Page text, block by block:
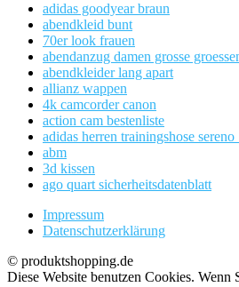
adidas goodyear braun
abendkleid bunt
70er look frauen
abendanzug damen grosse
abendkleider lang apart
allianz wappen
4k camcorder canon
action cam bestenliste
adidas herren trainingshose sereno
abm
3d kissen
ago quart sicherheitsdatenblatt
Impressum
Datenschutzerklärung
© produktshopping.de
Diese Website benutzen Cookies. Wenn